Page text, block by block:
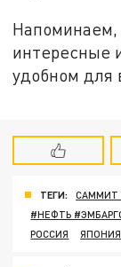
интересные
удобном для
ТЕГИ:
САММИТ
#НЕФТЬ
РОССИЯ
ЯПОНИЯ